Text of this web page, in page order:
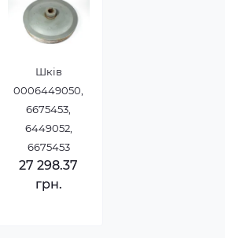
Шків
0006449050,
6675453,
6449052,
6675453
27 298.37
грн.